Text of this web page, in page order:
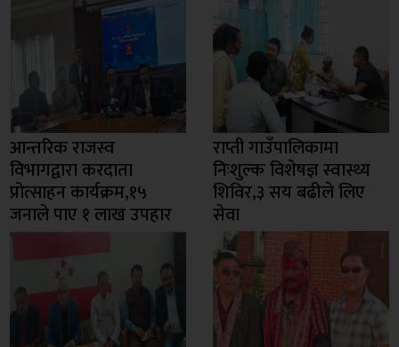
आन्तरिक राजस्व
विभागद्वारा करदाता
प्रोत्साहन कार्यक्रम,१५
जनाले पाए १ लाख उपहार
राप्ती गाउँपालिकामा
निःशुल्क विशेषज्ञ स्वास्थ्य
शिविर,३ सय बढीले लिए
सेवा